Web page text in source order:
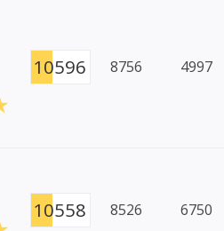
10596 8756 4997
10558 8526 6750